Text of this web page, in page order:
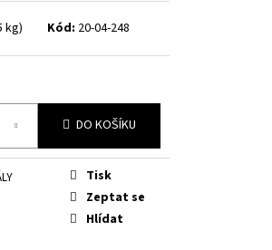
kg) Kód: 20-04-248
DO KOŠÍKU
Tisk
Zeptat se
Hlídat